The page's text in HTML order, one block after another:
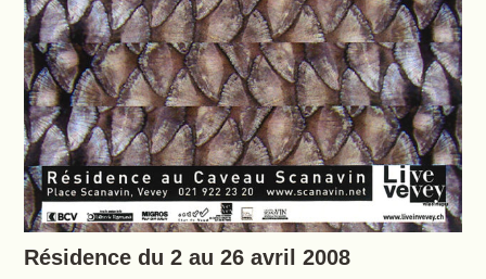
Résidence du 2 au 26 avril 2008